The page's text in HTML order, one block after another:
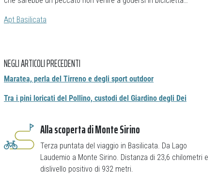
Apt Basilicata
NEGLI ARTICOLI PRECEDENTI
Maratea, perla del Tirreno e degli sport outdoor
Tra i pini loricati del Pollino, custodi del Giardino degli Dei
Alla scoperta di Monte Sirino
Terza puntata del viaggio in Basilicata. Da Lago
Laudemio a Monte Sirino. Distanza di 23,6 chilometri e
dislivello positivo di 932 metri.